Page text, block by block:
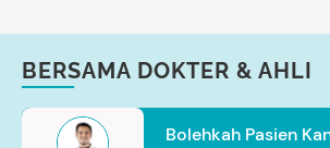
BERSAMA DOKTER & AHLI
Bolehkah Pasien